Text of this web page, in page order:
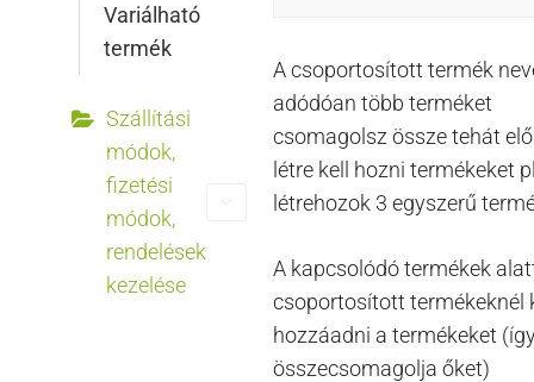
Variálható
termék
Szállítási
módok,
fizetési
módok,
rendelések
kezelése
A csoportosított termék
adódóan több terméket
csomagolsz össze tehát
létre kell hozni termékeket
létrehozok 3 egyszerű
A kapcsolódó termékek
csoportosított termékeknél
hozzáadni a termékeket
összecsomagolja őket)